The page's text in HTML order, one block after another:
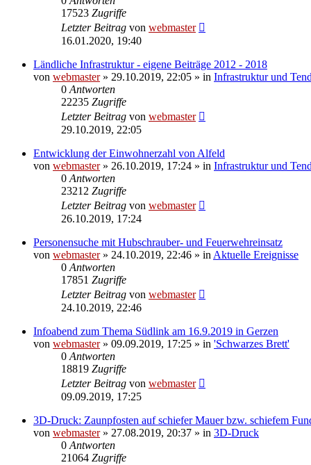
17523 Zugriffe
Letzter Beitrag von webmaster
16.01.2020, 19:40
Ländliche Infrastruktur - eigene Beiträge 2012 - 2018
von webmaster» 29.10.2019, 22:05 » in Infrastruktur und
0 Antworten
22235 Zugriffe
Letzter Beitrag von webmaster
29.10.2019, 22:05
Entwicklung der Einwohnerzahl von Alfeld
von webmaster» 26.10.2019, 17:24 » in Infrastruktur und
0 Antworten
23212 Zugriffe
Letzter Beitrag von webmaster
26.10.2019, 17:24
Personensuche mit Hubschrauber- und Feuerwehreinsatz
von webmaster» 24.10.2019, 22:46 » in Aktuelle Ereignisse
0 Antworten
17851 Zugriffe
Letzter Beitrag von webmaster
24.10.2019, 22:46
Infoabend zum Thema Südlink am 16.9.2019 in Gerzen
von webmaster» 09.09.2019, 17:25 » in 'Schwarzes Brett'
0 Antworten
18819 Zugriffe
Letzter Beitrag von webmaster
09.09.2019, 17:25
3D-Druck: Zaunpfosten auf schiefer Mauer bzw. schiefem
von webmaster» 27.08.2019, 20:37 » in 3D-Druck
0 Antworten
21064 Zugriffe